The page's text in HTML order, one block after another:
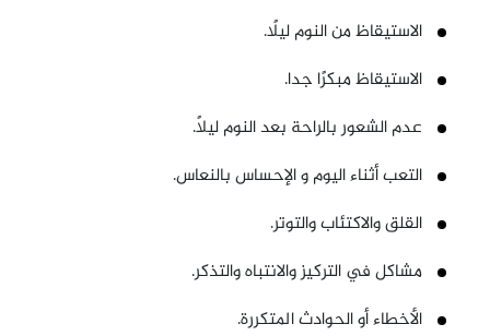
الاستيقاظ من النوم ليلًا.
الاستيقاظ مبكرًا جدا.
عدم الشعور بالراحة بعد النوم ليلاً.
التعب أثناء اليوم و الإحساس بالنعاس.
القلق والاكتئاب والتوتر.
مشاكل في التركيز والانتباه والتذكر.
الأخطاء أو الحوادث المتكررة.